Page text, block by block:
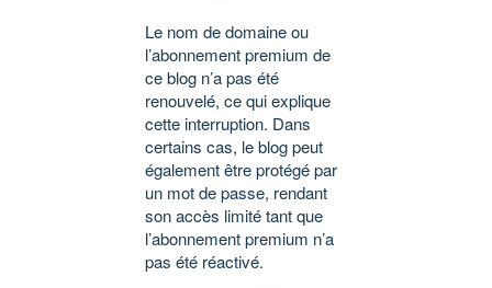
Le nom de domaine ou
l’abonnement premium de
ce blog n’a pas été
renouvelé, ce qui explique
cette interruption. Dans
certains cas, le blog peut
également être protégé par
un mot de passe, rendant
son accès limité tant que
l’abonnement premium n’a
pas été réactivé.